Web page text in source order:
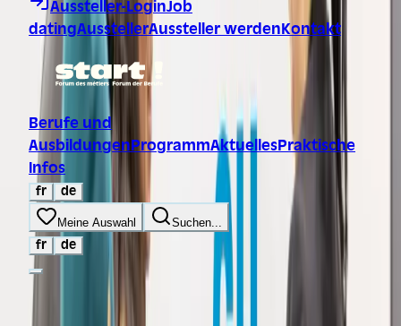
Aussteller-LoginJob
datingAusstellerAussteller werden Kontakt
Berufe und
Ausbildungen ProgrammAktuellesPraktische
Infos
fr de
Meine Auswahl Suchen...
fr de
Berufe und
Programm Aktuelles
Praktische Infos